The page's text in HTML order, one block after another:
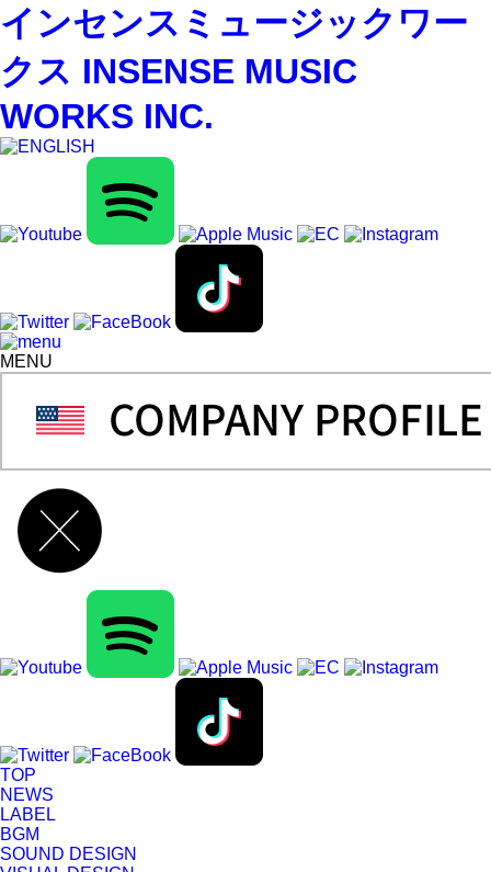
インセンスミュージックワー
クス INSENSE MUSIC
WORKS INC.
MENU
TOP
NEWS
LABEL
BGM
SOUND DESIGN